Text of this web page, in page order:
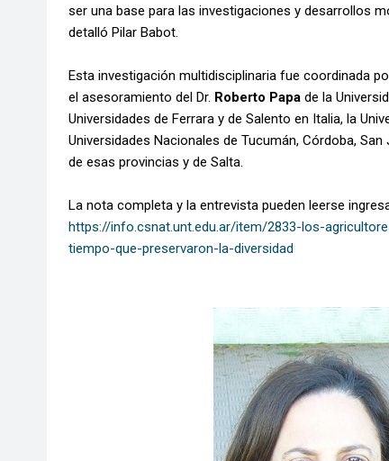
ser una base para las investigaciones y desarrollos
detalló Pilar Babot.
Esta investigación multidisciplinaria fue coordinada
el asesoramiento del Dr. Roberto Papa de la
Universidades de Ferrara y de Salento en Italia, la
Universidades Nacionales de Tucumán, Córdoba,
de esas provincias y de Salta.
La nota completa y la entrevista pueden leerse
https://info.csnat.unt.edu.ar/item/2833-los-
tiempo-que-preservaron-la-diversidad